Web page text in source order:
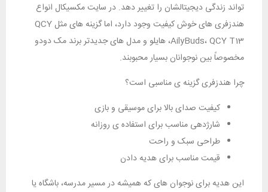
تواند زندگی دیجیتالشان را تغییر دهد. در سایت مکسیکال انواع
هندزفری‌ های خوش‌ کیفیت وجود دارد، اما گزینه‌ های مثل QCY
AilyBuds، QCY T13، هایلو و مدل‌ های جدیدتر برند مک دودو
مخصوصاً بین نوجوانان بسیار محبوبند.
چرا هندزفری گزینه‌ ی مناسبی است؟
کیفیت صدای بالا برای موسیقی و بازی
شارژدهی مناسب برای استفاده‌ ی روزانه
طراحی سبک و راحت
قیمت مناسب برای هدیه دادن
این هدیه برای نوجوان‌ های که همیشه در مسیر مدرسه، باشگاه یا